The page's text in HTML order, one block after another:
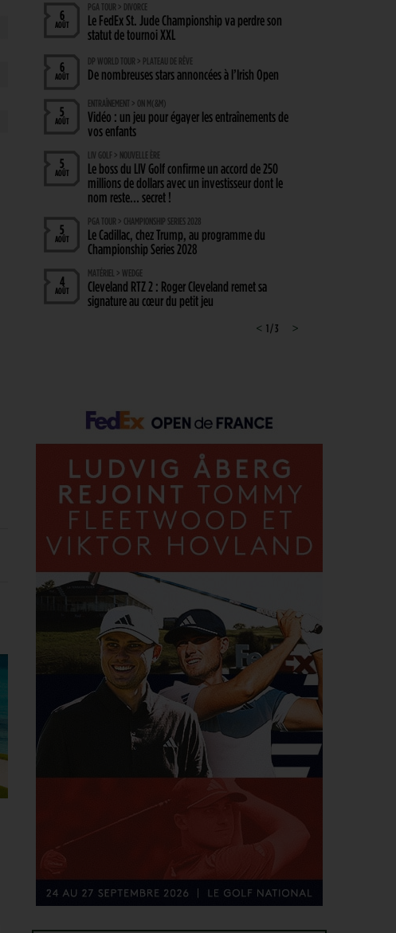
6
AOÛT
PGA TOUR > DIVORCE
Le FedEx St. Jude Championship va perdre son
statut de tournoi XXL
6
AOÛT
DP WORLD TOUR > PLATEAU DE RÊVE
De nombreuses stars annoncées à l’Irish Open
5
AOÛT
ENTRAÎNEMENT > ON M(&M)
Vidéo : un jeu pour égayer les entraînements de
vos enfants
5
AOÛT
LIV GOLF > NOUVELLE ÈRE
Le boss du LIV Golf confirme un accord de 250
millions de dollars avec un investisseur dont le
nom reste… secret !
5
AOÛT
PGA TOUR > CHAMPIONSHIP SERIES 2028
Le Cadillac, chez Trump, au programme du
Championship Series 2028
4
AOÛT
MATÉRIEL > WEDGE
Cleveland RTZ 2 : Roger Cleveland remet sa
signature au cœur du petit jeu
Team Europe : Comment se qualifier pour la
AOÛT
PGA TOUR > ENJEUX
Fin de saison du PGA Tour : Mode d’emploi
AOÛT
SAVOIR VIVRE > LA COMPLAINTE DU GOLFEUR
Etiquette : ne cherchez pas d’excuse, tout le monde
s’en fiche !
4
AOÛT
SOLHEIM CUP 2026 > CHOIX
Solheim Cup 2026 : ces cinq joueuses qui restent à
quai malgré leur candidature
4
SOLHEIM CUP 2026 > QUALIFIÉES !
Angel Yin et Jennifer Kupcho rejoignent Nelly
Korda dans la liste des qualifiées pour la Solheim
Cup 2026
PGA TOUR > PÉPITE
Qui est Tommy Morrison, la nouvelle pépite qui
s’apprête à débarquer sur le PGA Tour ?
4
AOÛT
WYNDHAM CHAMPIONSHIP > FEDEXCUP
FedExCup : Bradley, Day, Koepka, Finau… Pavon
et Saddier jouent gros au Wyndham Championship
WYNDHAM CHAMPIONSHIP > PGA TOUR
Patrick Cantlay et Michael Thorbjornsen renoncent
au Wyndham Championship
3
VIDÉO > C'EST L'AMÉRIQUE
Donald Trump se vante d’avoir gagné un tournoi
< >
1 / 3